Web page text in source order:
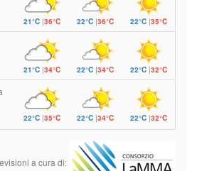
21°C|36°C 22°C|36°C 22°C |35°C
21°C|34°C 22°C|34°C 22°C |32°C
22°C|35°C 22°C|34°C 22°C |32°C
a cura di: